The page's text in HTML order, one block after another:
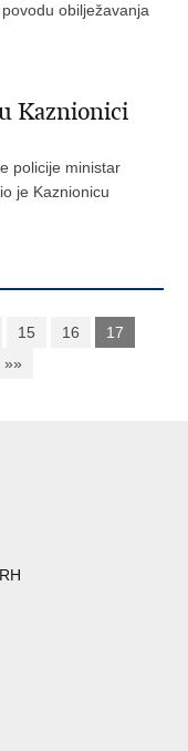
obilježavanja
Kaznionici
policije ministar
je Kaznionicu
15 16
17
»»